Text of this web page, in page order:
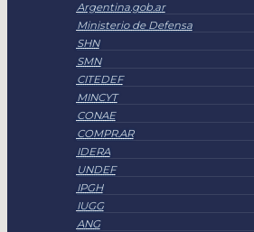
Argentina.gob.ar
Ministerio de Defensa
SHN
SMN
CITEDEF
MINCYT
CONAE
COMPR.AR
IDERA
UNDEF
IPGH
IUGG
ANG